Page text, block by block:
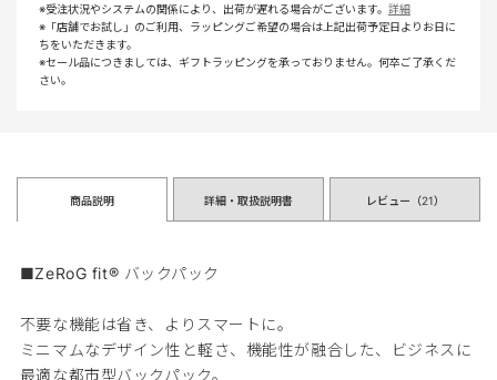
※受注状況やシステムの関係により、出荷が遅れる場合がございます。 詳細
※「店舗でお試し」のご利用、ラッピングご希望の場合は上記出荷予定日よりお日に
ちをいただきます。
※セール品につきましては、ギフトラッピングを承っておりません。何卒ご了承くだ
さい。
商品説明 詳細・取扱説明書 レビュー（21）
■ZeRoG fit® バックパック
不要な機能は省き、よりスマートに。
ミニマムなデザイン性と軽さ、機能性が融合した、ビジネスに
最適な都市型バックパック。